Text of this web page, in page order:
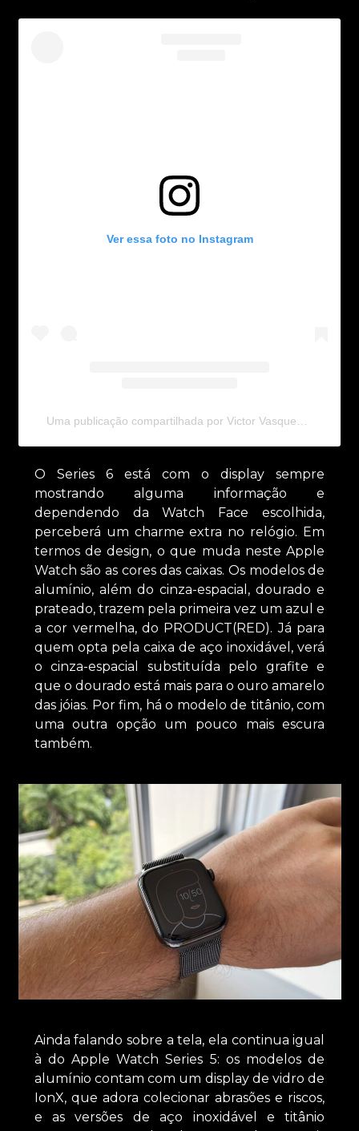
Ver essa foto no Instagram
O Series 6 está com o display sempre
mostrando alguma informação e
dependendo da Watch Face escolhida,
perceberá um charme extra no relógio. Em
termos de design, o que muda neste Apple
Watch são as cores das caixas. Os modelos de
alumínio, além do cinza-espacial, dourado e
prateado, trazem pela primeira vez um azul e
a cor vermelha, do PRODUCT(RED). Já para
quem opta pela caixa de aço inoxidável, verá
o cinza-espacial substituída pelo grafite e
que o dourado está mais para o ouro amarelo
das jóias. Por fim, há o modelo de titânio, com
uma outra opção um pouco mais escura
também.
Ainda falando sobre a tela, ela continua igual
à do Apple Watch Series 5: os modelos de
alumínio contam com um display de vidro de
IonX, que adora colecionar abrasões e riscos,
e as versões de aço inoxidável e titânio